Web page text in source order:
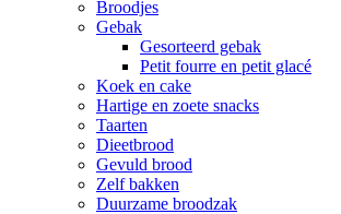
Broodjes
Gebak
Gesorteerd gebak
Petit fourre en petit glacé
Koek en cake
Hartige en zoete snacks
Taarten
Dieetbrood
Gevuld brood
Zelf bakken
Duurzame broodzak